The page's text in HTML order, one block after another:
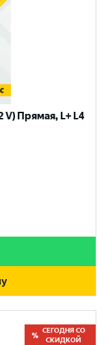
V) Прямая, L+ L4
СЕГОДНЯ СО
СКИДКОЙ